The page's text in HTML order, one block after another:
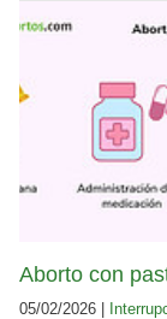
Aborto con
05/02/2026 |